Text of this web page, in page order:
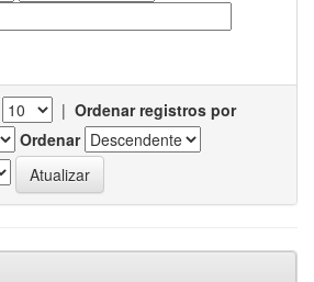
| Ordenar registros por
Ordenar